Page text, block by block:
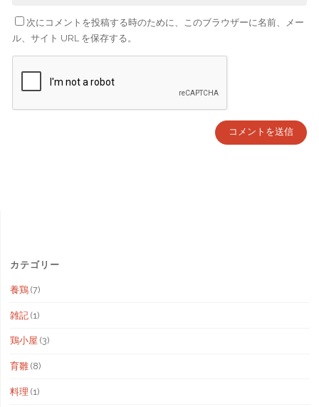
次にコメントを投稿する時のために、このブラウザーに名前、メー
ル、サイト URL を保存する。
カテゴリー
養鶏(7)
雑記(1)
鶏小屋 (3)
育雛(8)
料理 (1)